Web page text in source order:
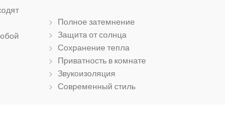
Полное затемнение
Защита от солнца
Сохранение тепла
Приватность в комнате
Звукоизоляция
Современный стиль